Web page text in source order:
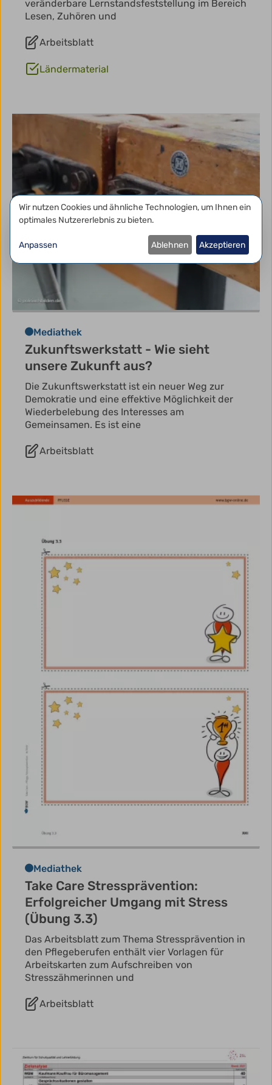
veränderbare Lernstandsfeststellung im Bereich
Lesen, Zuhören und
Arbeitsblatt
Ländermaterial
Mediathek
Zukunftswerkstatt - Wie sieht
unsere Zukunft aus?
Die Zukunftswerkstatt ist ein neuer Weg zur
Demokratie und eine effektive Möglichkeit der
Wiederbelebung des Interesses am
Gemeinsamen. Es ist eine
Arbeitsblatt
Mediathek
Take Care Stressprävention:
Erfolgreicher Umgang mit Stress
(Übung 3.3)
Das Arbeitsblatt zum Thema Stressprävention in
den Pflegeberufen enthält vier Vorlagen für
Arbeitskarten zum Aufschreiben von
Stresszähmerinnen und
Arbeitsblatt
Datenschutzeinstellungen
Wir nutzen Cookies und ähnliche Technologien, um Ihnen ein
optimales Nutzererlebnis zu bieten.
Anpassen Ablehnen Akzeptieren